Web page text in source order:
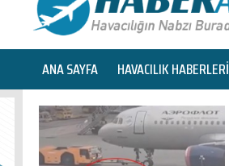
ANA SAYFA HAVACILIK HABERLERİ